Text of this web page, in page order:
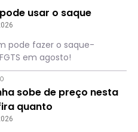
usar o saque
pode fazer o saque-
em agosto!
sobe de preço nesta
quanto